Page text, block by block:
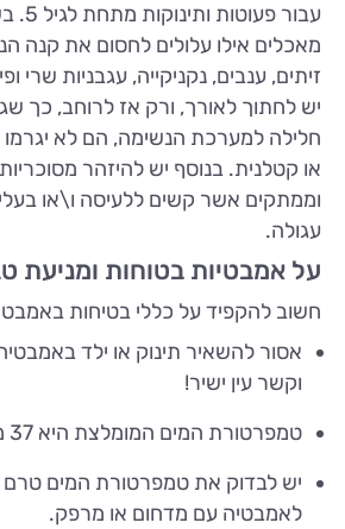
עבור
מאכלים אילו עלולים לחסום את קנה
זיתים, ענבים, נקניקייה, עגבניות שרי
יש לחתוך לאורך, ורק אז לרוחב, כך
חלילה למערכת הנשימה, הם לא
או קטלנית. בנוסף יש להיזהר
וממתקים אשר קשים ללעיסה ו\או
עגולה.
על אמבטיות בטוחות ומניעת
חשוב להקפיד על כללי בטיחות
אסור להשאיר תינוק או ילד
וקשר עין ישיר!
טמפרטורת המים המומלצת היא 37 מעלות, כחום הגוף.
יש לבדוק את טמפרטורת המים טרם
לאמבטיה עם מדחום או מרפק.